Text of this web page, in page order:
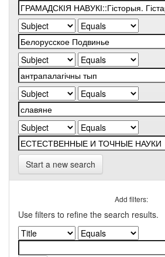
Start a new search
Add filters:
Use filters to refine the search results.